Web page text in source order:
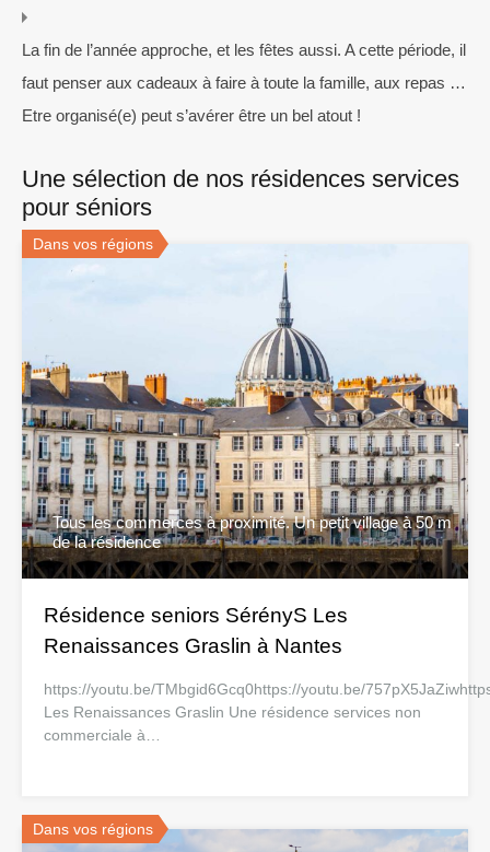
La fin de l’année approche, et les fêtes aussi. A cette période, il
faut penser aux cadeaux à faire à toute la famille, aux repas …
Etre organisé(e) peut s’avérer être un bel atout !
Une sélection de nos résidences services
pour séniors
Dans vos régions
Tous les commerces à proximité. Un petit village à 50 m
de la résidence
Résidence seniors SérényS Les
Renaissances Graslin à Nantes
https://youtu.be/TMbgid6Gcq0https://youtu.be/
Les Renaissances Graslin Une résidence services non
commerciale à…
Dans vos régions